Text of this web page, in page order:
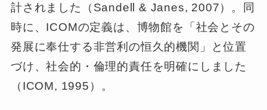
計されました（Sandell & Janes, 2007）。同
時に、ICOMの定義は、博物館を「社会とその
発展に奉仕する非営利の恒久的機関」と位置
づけ、社会的・倫理的責任を明確にしました
（ICOM, 1995）。